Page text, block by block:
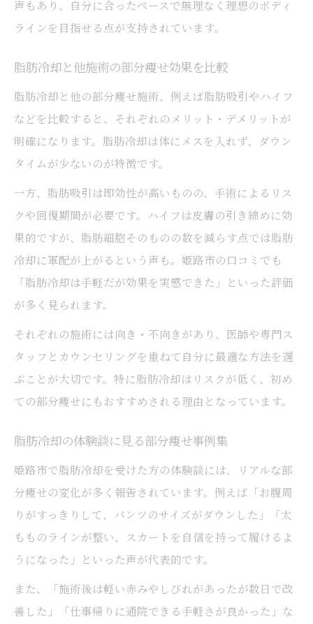
声もあり、自分に合ったペースで無理なく理想のボディ
ラインを目指せる点が支持されています。
脂肪冷却と他施術の部分痩せ効果を比較
脂肪冷却と他の部分痩せ施術、例えば脂肪吸引やハイフ
などを比較すると、それぞれのメリット・デメリットが
明確になります。脂肪冷却は体にメスを入れず、ダウン
タイムが少ないのが特徴です。
一方、脂肪吸引は即効性が高いものの、手術によるリス
クや回復期間が必要です。ハイフは皮膚の引き締めに効
果的ですが、脂肪細胞そのものの数を減らす点では脂肪
冷却に軍配が上がるという声も。姫路市の口コミでも
「脂肪冷却は手軽だが効果を実感できた」といった評価
が多く見られます。
それぞれの施術には向き・不向きがあり、医師や専門ス
タッフとカウンセリングを重ねて自分に最適な方法を選
ぶことが大切です。特に脂肪冷却はリスクが低く、初め
ての部分痩せにもおすすめされる理由となっています。
脂肪冷却の体験談に見る部分痩せ事例集
姫路市で脂肪冷却を受けた方の体験談には、リアルな部
分痩せの変化が多く報告されています。例えば「お腹周
りがすっきりして、パンツのサイズがダウンした」「太
もものラインが整い、スカートを自信を持って履けるよ
うになった」といった声が代表的です。
また、「施術後は軽い赤みやしびれがあったが数日で改
善した」「仕事帰りに通院できる手軽さが良かった」な